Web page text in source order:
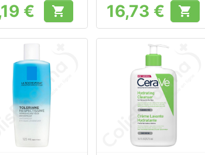
Prix
€  Prix
16,73 € 